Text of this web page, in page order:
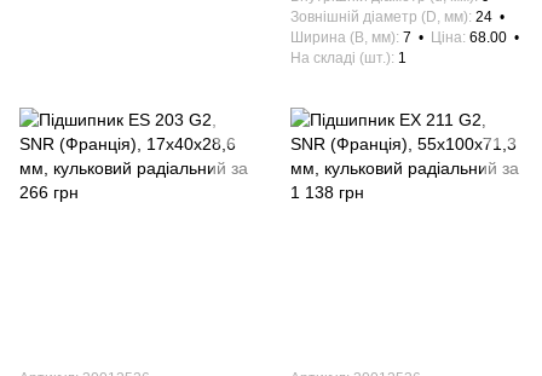
Зовнішній діаметр (D, мм) 24
Ширина (B, мм) 7 Ціна 68.00
На складі (шт.) 1